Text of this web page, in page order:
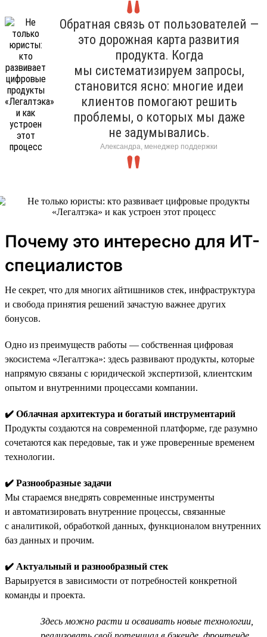
Обратная связь от пользователей —
это дорожная карта развития
продукта. Когда
мы систематизируем запросы,
становится ясно: многие идеи
клиентов помогают решить
проблемы, о которых мы даже
не задумывались.
Александра, менеджер поддержки
Почему это интересно для ИТ-
специалистов
Не секрет, что для многих айтишников стек, инфраструктура
и свобода принятия решений зачастую важнее других
бонусов.
Одно из преимуществ работы — собственная цифровая
экосистема «Легалтэка»: здесь развивают продукты, которые
напрямую связаны с юридической экспертизой, клиентским
опытом и внутренними процессами компании.
✔️ Облачная архитектура и богатый инструментарий
Продукты создаются на современной платформе, где разумно
сочетаются как передовые, так и уже проверенные временем
технологии.
✔️ Разнообразные задачи
Мы стараемся внедрять современные инструменты
и автоматизировать внутренние процессы, связанные
с аналитикой, обработкой данных, функционалом внутренних
баз данных и прочим.
✔️ Актуальный и разнообразный стек
Варьируется в зависимости от потребностей конкретной
команды и проекта.
Здесь можно расти и осваивать новые технологии,